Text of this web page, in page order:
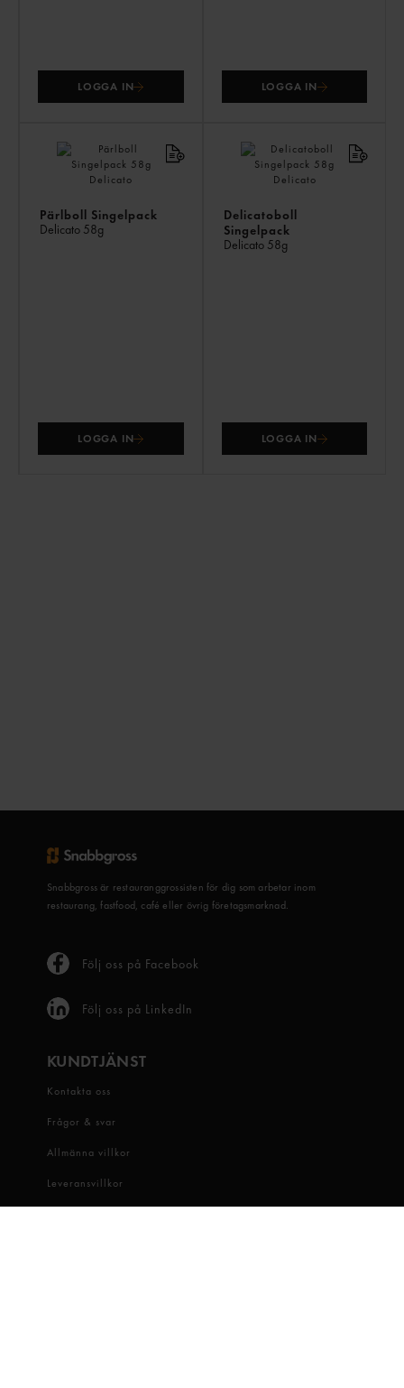
LOGGA IN LOGGA IN
Pärlboll Singelpack
Delicato 58g
LOGGA IN
Delicatoboll
Singelpack
Delicato 58g
LOGGA IN
Snabbgross är restauranggrossisten för dig som arbetar inom
restaurang, fastfood, café eller övrig företagsmarknad.
Följ oss på Facebook
Följ oss på LinkedIn
KUNDTJÄNST
Kontakta oss
Frågor & svar
Allmänna villkor
Leveransvillkor